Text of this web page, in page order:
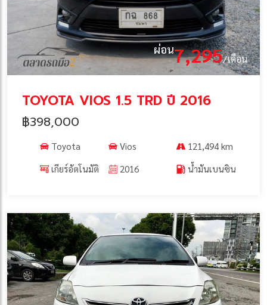
ผ่อน7,295/เดือน
TOYOTA VIOS 1.5 TRD ปี 2016
฿398,000
Toyota Vios
121,494 km
เกียร์อัตโนมัติ
2016 น้ำมันเบนซิน